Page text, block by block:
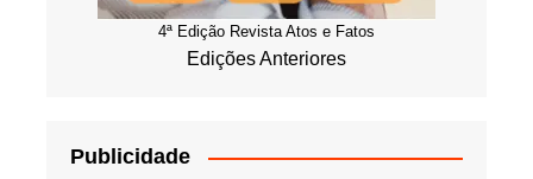
4ª Edição Revista Atos e Fatos
Edições Anteriores
Publicidade